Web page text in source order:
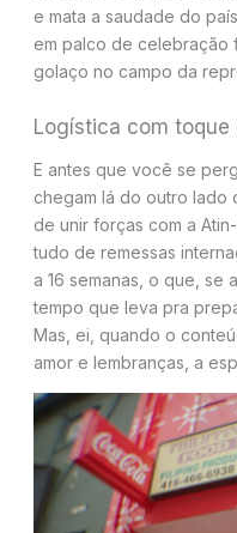
e mata a saudade do
em palco de celebração
golaço no campo da
Logística com toque
E antes que você se
chegam lá do outro lado
de unir forças com a
tudo de remessas
a 16 semanas, o que, se
tempo que leva pra
Mas, ei, quando o
amor e lembranças, a